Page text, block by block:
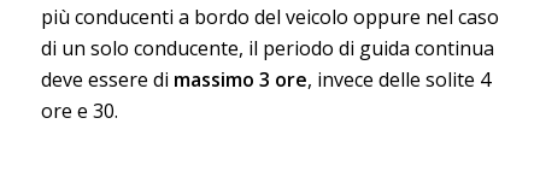
più conducenti a bordo del veicolo oppure nel caso
di un solo conducente, il periodo di guida continua
deve essere di massimo 3 ore, invece delle solite 4
ore e 30.